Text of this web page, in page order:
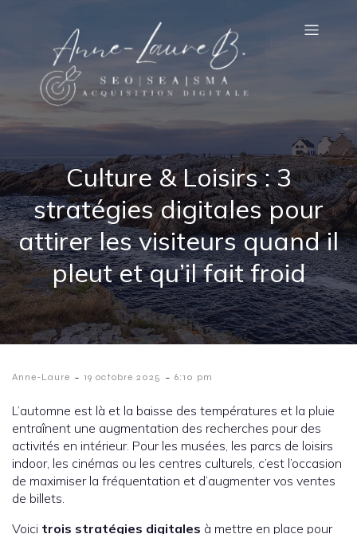
Culture & Loisirs : 3
stratégies digitales pour
attirer les visiteurs quand il
pleut et qu’il fait froid
Anne-Laure - 19 octobre 2025 - 6:10 pm
L’automne est là et la baisse des températures et la pluie
entraînent une augmentation des recherches pour des
activités en intérieur. Pour les musées, les parcs de loisirs
indoor, les cinémas ou les centres culturels, c’est l’occasion
de maximiser la fréquentation et d’augmenter vos ventes
de billets.
Voici trois stratégies digitales à mettre en place pour